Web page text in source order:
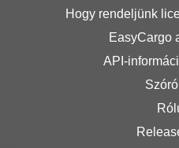
Hogy rendeljünk
EasyCargo
API-